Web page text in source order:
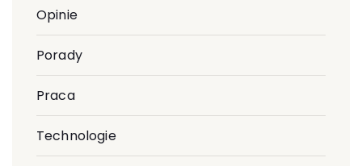
Opinie
Porady
Praca
Technologie